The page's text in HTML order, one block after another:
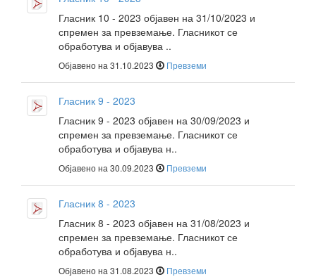
Гласник 10 - 2023 објавен на 31/10/2023 и
спремен за превземање. Гласникот се
обработува и објавува ..
Објавено на 31.10.2023 Превземи
Гласник 9 - 2023
Гласник 9 - 2023 објавен на 30/09/2023 и
спремен за превземање. Гласникот се
обработува и објавува н..
Објавено на 30.09.2023 Превземи
Гласник 8 - 2023
Гласник 8 - 2023 објавен на 31/08/2023 и
спремен за превземање. Гласникот се
обработува и објавува н..
Објавено на 31.08.2023 Превземи